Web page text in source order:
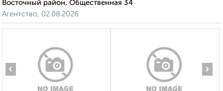
Восточный район, Общественная 34
Агентство, 02.08.2026
‹ ›